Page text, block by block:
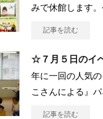
みで休館します
記事を読む
☆７月５日のイ
年に一回の人気
こさんによる』
記事を読む